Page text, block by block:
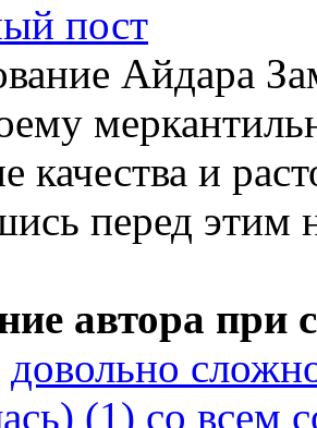
пост
Айдара
качества и
перед этим
автора при
довольно
(1) со всем